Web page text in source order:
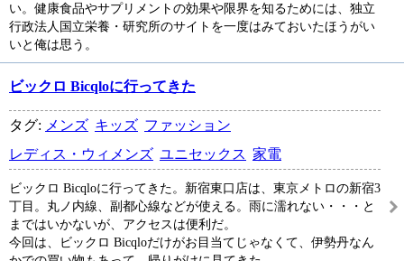
い。健康食品やサプリメントの効果や限界を知るためには、独立
行政法人国立栄養・研究所のサイトを一度はみておいたほうがい
いと俺は思う。
ビックロ Bicqloに行ってきた
タグ: メンズ キッズ ファッション
レディス・ウィメンズ ユニセックス 家電
ビックロ Bicqloに行ってきた。新宿東口店は、東京メトロの新宿3
丁目。丸ノ内線、副都心線などが使える。雨に濡れない・・・と
まではいかないが、アクセスは便利だ。
今回は、ビックロ Bicqloだけがお目当てじゃなくて、伊勢丹なん